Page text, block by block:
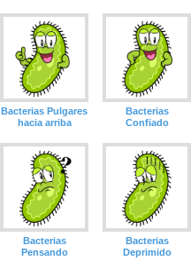
Bacterias Pulgares
hacia arriba
Bacterias
Confiado
Bacterias
Pensando
Bacterias
Deprimido